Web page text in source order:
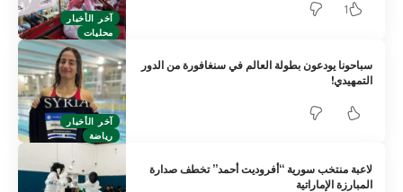
آخر الأخبار
محليات
1
آخر الأخبار
رياضة
سباحونا يودعون بطولة العالم في سنغافورة من الدور
التمهيدي!
لاعبة منتخب سورية “أفروديت أحمد” تخطف صدارة
المبارزة الإماراتية